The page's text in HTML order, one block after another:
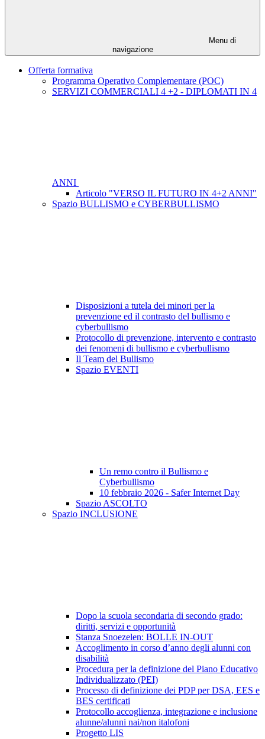
Menu di
navigazione
Offerta formativa
Programma Operativo Complementare (POC)
SERVIZI COMMERCIALI 4 +2 - DIPLOMATI IN 4
ANNI
Articolo "VERSO IL FUTURO IN 4+2 ANNI"
Spazio BULLISMO e CYBERBULLISMO
Disposizioni a tutela dei minori per la
prevenzione ed il contrasto del bullismo e
cyberbullismo
Protocollo di prevenzione, intervento e contrasto
dei fenomeni di bullismo e cyberbullismo
Il Team del Bullismo
Spazio EVENTI
Un remo contro il Bullismo e
Cyberbullismo
10 febbraio 2026 - Safer Internet Day
Spazio ASCOLTO
Spazio INCLUSIONE
Dopo la scuola secondaria di secondo grado:
diritti, servizi e opportunità
Stanza Snoezelen: BOLLE IN-OUT
Accoglimento in corso d’anno degli alunni con
disabilità
Procedura per la definizione del Piano Educativo
Individualizzato (PEI)
Processo di definizione dei PDP per DSA, EES e
BES certificati
Protocollo accoglienza, integrazione e inclusione
alunne/alunni nai/non italofoni
Progetto LIS